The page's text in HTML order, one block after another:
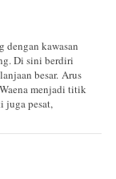
dengan kawasan
Di sini berdiri
besar. Arus
menjadi titik
juga pesat,